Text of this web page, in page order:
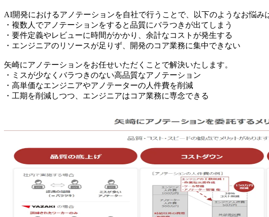
AI開発におけるアノテーションを自社で行うことで、以下のようなお悩み
・複数人でアノテーションをすると品質にバラつきが出てしまう
・要件定義やレビューに時間がかかり、余計なコストが発生する
・エンジニアのリソースが足りず、開発のコア業務に集中できない
矢崎にアノテーションをお任せいただくことで解決いたします。
・ミスが少なくバラつきのない高品質なアノテーション
・高単価なエンジニアやアノテーターの人件費を削減
・工期を削減しつつ、エンジニアはコア業務に専念できる